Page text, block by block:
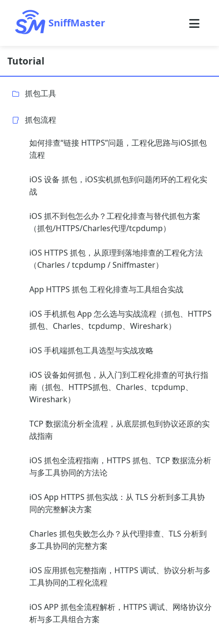
SniffMaster
Tutorial
抓包工具
抓包流程
如何排查“链接 HTTPS”问题，工程化思路与iOS抓包
流程
iOS 设备 抓包，iOS实机抓包到问题闭环的工程化实
战
iOS 抓不到包怎么办？工程化排查与替代抓包方案
（抓包/HTTPS/Charles代理/tcpdump）
iOS HTTPS 抓包，从原理到落地排查的工程化方法
（Charles / tcpdump / Sniffmaster）
App HTTPS 抓包 工程化排查与工具组合实战
iOS 手机抓包 App 怎么选与实战流程（抓包、HTTPS
抓包、Charles、tcpdump、Wireshark）
iOS 手机端抓包工具选型与实战攻略
iOS 设备如何抓包，从入门到工程化排查的可执行指
南（抓包、HTTPS抓包、Charles、tcpdump、
Wireshark）
TCP 数据流分析全流程，从底层抓包到协议还原的实
战指南
iOS 抓包全流程指南，HTTPS 抓包、TCP 数据流分析
与多工具协同的方法论
iOS App HTTPS 抓包实战：从 TLS 分析到多工具协
同的完整解决方案
Charles 抓包失败怎么办？从代理排查、TLS 分析到
多工具协同的完整方案
iOS 应用抓包完整指南，HTTPS 调试、协议分析与多
工具协同的工程化流程
iOS APP 抓包全流程解析，HTTPS 调试、网络协议分
析与多工具组合方案